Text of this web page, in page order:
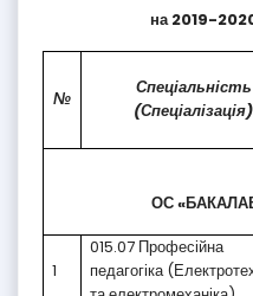
на 2019-
№
Спеціальність
(Спеціалізація)
ОС
1
015.07 Професійна
педагогіка